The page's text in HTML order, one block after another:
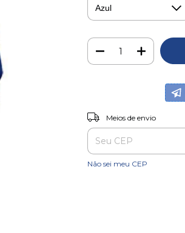
Entregas para o CEP:
Meios de envio
Não sei meu CEP